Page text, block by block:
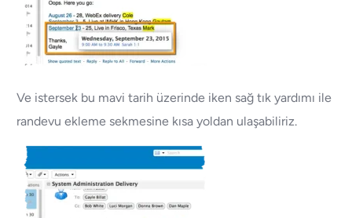
Ve istersek bu mavi tarih üzerinde iken sağ tık yardımı ile
randevu ekleme sekmesine kısa yoldan ulaşabiliriz.